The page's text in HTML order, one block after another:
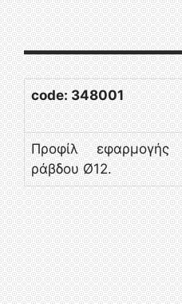
code: 348001
Προφίλ εφαρμογής
ράβδου Ø12.